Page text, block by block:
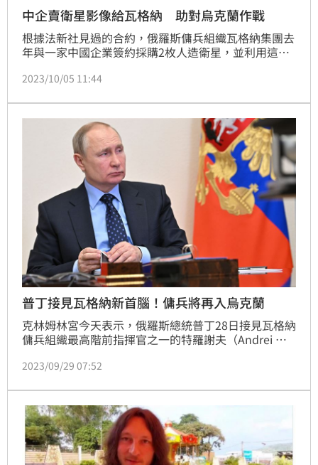
中企賣衛星影像給瓦格納 助對烏克蘭作戰
根據法新社見過的合約，俄羅斯傭兵組織瓦格納集團去
年與一家中國企業簽約採購2枚人造衛星，並利用這些
的侵略行動。
2023/10/05 11:44
普丁接見瓦格納新首腦！傭兵將再入烏克蘭
克林姆林宮今天表示，俄羅斯總統普丁28日接見瓦格納
傭兵組織最高階前指揮官之一的特羅謝夫（Andrei
「志願戰士」。
2023/09/29 07:52